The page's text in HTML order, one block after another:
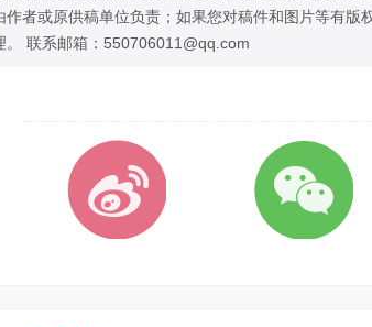
作者或原供稿单位负责；如果您对稿件和图片等有
。 联系邮箱：550706011@qq.com